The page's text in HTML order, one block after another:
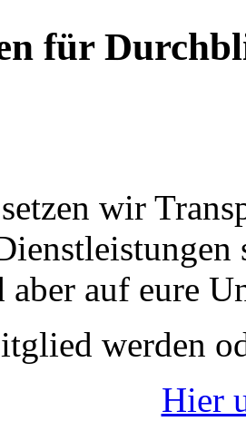
für
wir
auf eure
werden
Hier